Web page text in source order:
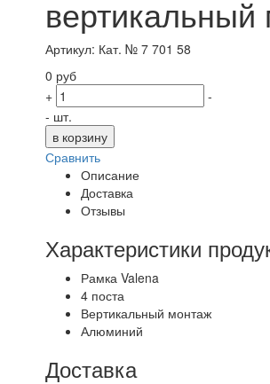
Артикул: Кат. № 7 701 58
0 руб
+
-
- шт.
Сравнить
Описание
Доставка
Отзывы
Характеристики
Рамка Valena
4 поста
Вертикальный монтаж
Алюминий
Доставка